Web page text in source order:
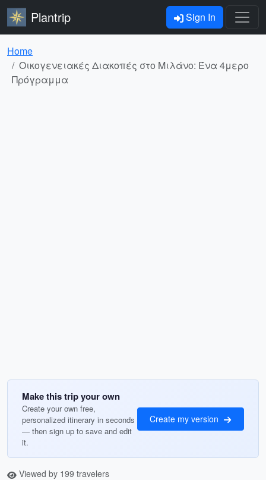
Plantrip Sign In
Home
Οικογενειακές Διακοπές στο Μιλάνο: Ένα 4μερο
Πρόγραμμα
Make this trip your own
Create your own free,
personalized itinerary in seconds
— then sign up to save and edit
it.
Create my version
Viewed by 199 travelers